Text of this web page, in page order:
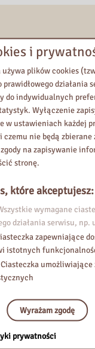
Biblioteki (lipiec-
Nie gasną echa
i
plików cookies
działania
do indywidualnych
Wyłączenie
w ustawieniach każdej
nie będą zbierane
na zapisywanie
stronę.
które akceptujesz:
wymagane
działania serwisu, np.
zapewniające
istotnych
umożliwiające
Wyrażam zgodę
prywatności